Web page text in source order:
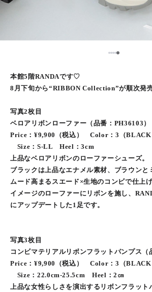
1234
本館5階RANDAです♡
8月下旬から“RIBBON Collection”が順次発
写真2枚目
ベロアリボンローファー（品番：PH36103）
Price：¥9,900（税込） Color：3（BLACK
Size：S-LL Heel：3cm
上品なベロアリボンのローファーシューズ。
ブラックは上品なエナメル素材、ブラウンと
ムード高まるスエード×生地のコンビで仕上
イメージのローファーにリボンを施し、
にアップデートした1足です。
写真3枚目
コンビマテリアルリボンフラットパンプス（
Price：¥9,900（税込） Color：3（BLACK
Size：22.0cm-25.5cm Heel：2㎝
上品な女性らしさを演出するリボンフラット